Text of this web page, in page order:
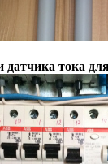
тока